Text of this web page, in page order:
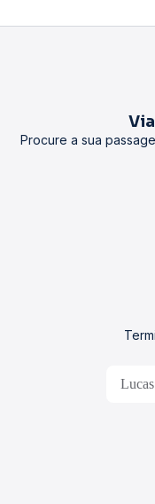
Procure a sua